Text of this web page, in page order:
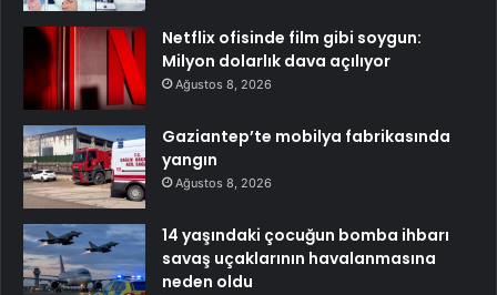
Netflix ofisinde film gibi soygun:
Milyon dolarlık dava açılıyor
Ağustos 8, 2026
Gaziantep’te mobilya fabrikasında
yangın
Ağustos 8, 2026
14 yaşındaki çocuğun bomba ihbarı
savaş uçaklarının havalanmasına
neden oldu